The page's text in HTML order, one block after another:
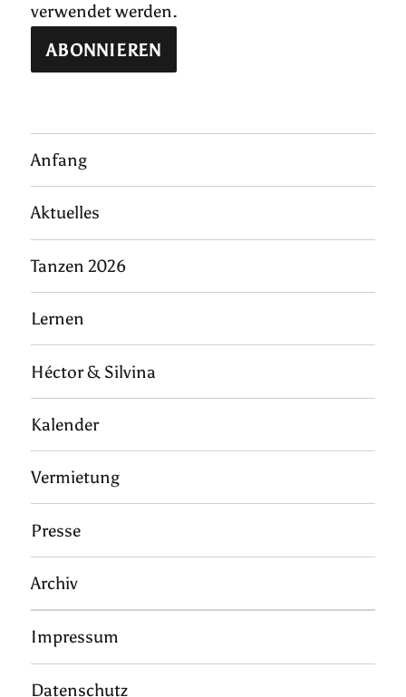
verwendet werden.
Anfang
Aktuelles
Tanzen 2026
Lernen
Héctor & Silvina
Kalender
Vermietung
Presse
Archiv
Impressum
Datenschutz